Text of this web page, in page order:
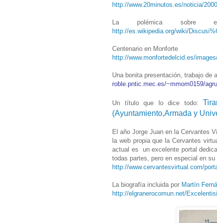
http://www.20minutos.es/noticia/
La polémica sobre
http://es.wikipedia.org/wiki/
Centenario en Monforte
http://www.monfortedelcid.es/
Una bonita presentación, trabajo de
roble.pntic.mec.es/~mmom0159/
Un título que lo dice todo:
(Ayuntamiento,Armada y
El año Jorge Juan en la Cervantes
la web propia que la Cervantes
actual es un excelente portal
todas partes, pero en especial en
http://www.cervantesvirtual.com/
La biografía incluida por Martín
http://elgranerocomun.net/